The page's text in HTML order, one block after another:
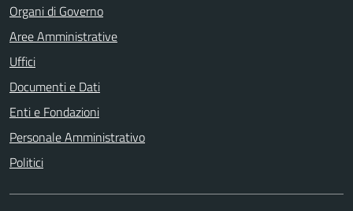
Organi di Governo
Aree Amministrative
Uffici
Documenti e Dati
Enti e Fondazioni
Personale Amministrativo
Politici